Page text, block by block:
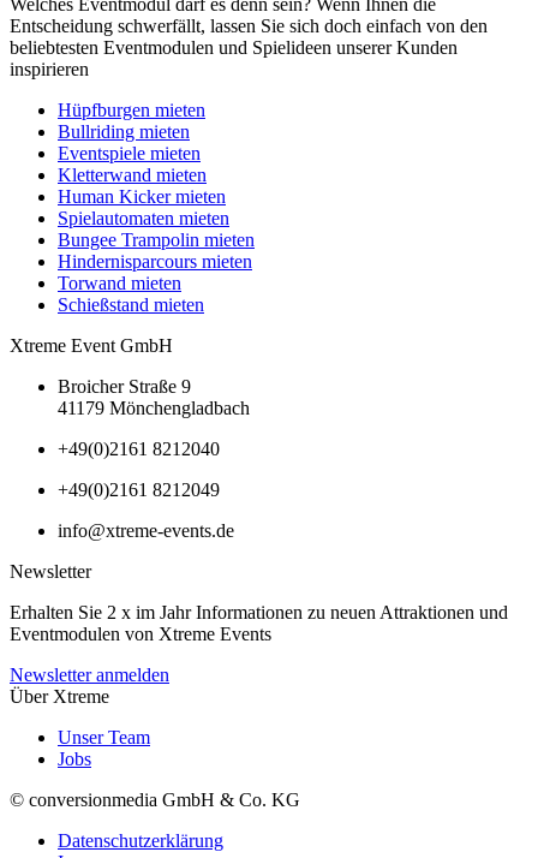
Entscheidung schwerfällt, lassen Sie sich doch einfach von den
beliebtesten Eventmodulen und Spielideen unserer Kunden
inspirieren
Hüpfburgen mieten
Bullriding mieten
Eventspiele mieten
Kletterwand mieten
Human Kicker mieten
Spielautomaten mieten
Bungee Trampolin mieten
Hindernisparcours mieten
Torwand mieten
Schießstand mieten
Xtreme Event GmbH
Broicher Straße 9
41179 Mönchengladbach
+49(0)2161 8212040
+49(0)2161 8212049
info@xtreme-events.de
Newsletter
Erhalten Sie 2 x im Jahr Informationen zu neuen Attraktionen und
Eventmodulen von Xtreme Events
Newsletter anmelden
Über Xtreme
Unser Team
Jobs
© conversionmedia GmbH & Co. KG
Datenschutzerklärung